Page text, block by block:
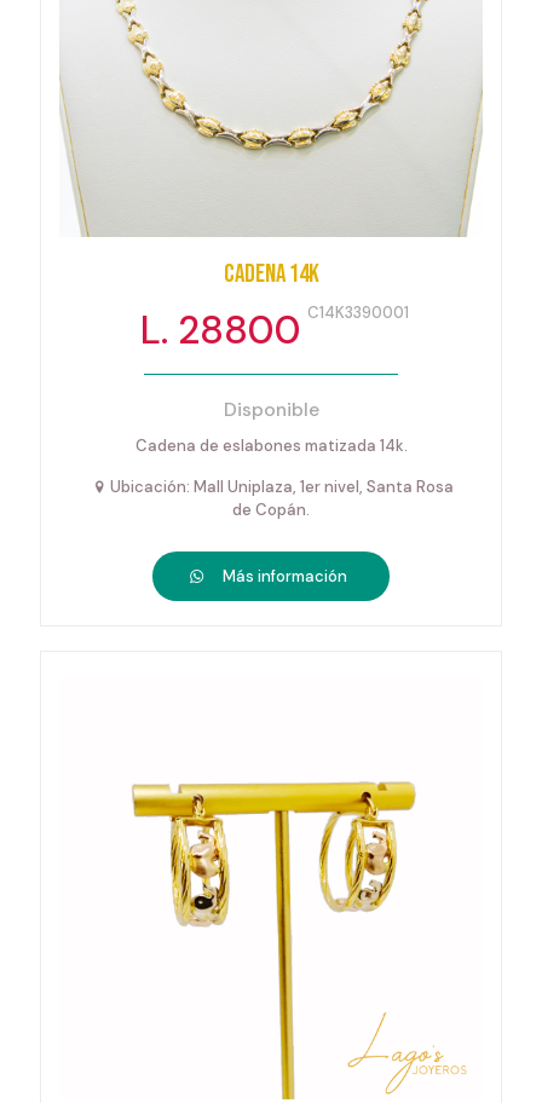
Cadena 14K
L. 28800 C14K3390001
Disponible
Cadena de eslabones matizada 14k.
Ubicación: Mall Uniplaza, 1er nivel, Santa Rosa
de Copán.
Más información